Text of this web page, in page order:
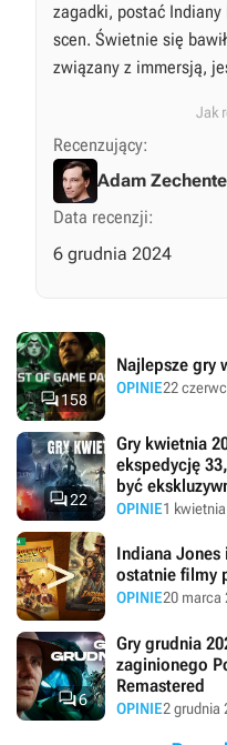
zagadki, postać
scen. Świetnie się
związany z immersją,
Jak
Recenzujący:
Adam
Data recenzji:
6 grudnia 2024
158
Najlepsze gry
OPINIE22
22
Gry kwietnia
ekspedycję
być
OPINIE1
Indiana
ostatnie filmy
OPINIE20 marca
6
Gry grudnia
zaginionego
Remastered
OPINIE2 grudnia